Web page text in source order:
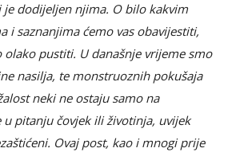
je dodijeljen njima. O bilo kakvim
i saznanjima ćemo vas obavijestiti,
olako pustiti. U današnje vrijeme smo
nasilja, te monstruoznih pokušaja
neki ne ostaju samo na
u pitanju čovjek ili životinja, uvijek
Ovaj post, kao i mnogi prije